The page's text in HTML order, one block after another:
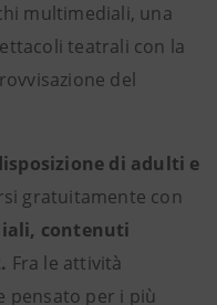
multimediali, una
teatrali con la
del
di adulti e
gratuitamente con
contenuti
Fra le attività
pensato per i più